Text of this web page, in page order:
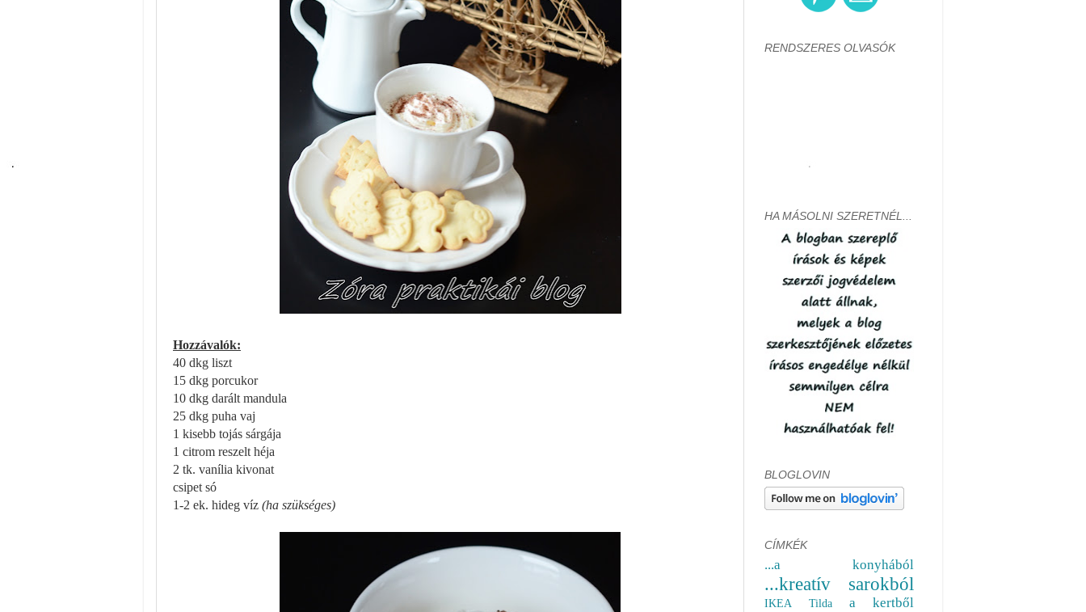
Hozzávalók:
40 dkg liszt
15 dkg porcukor
10 dkg darált mandula
25 dkg puha vaj
1 kisebb tojás sárgája
1 citrom reszelt héja
2 tk. vanília kivonat
csipet só
1-2 ek. hideg víz (ha szükséges)
RENDSZERES OLVASÓK
HA MÁSOLNI SZERETNÉL...
BLOGLOVIN
CÍMKÉK
...a konyhából
...kreatív sarokból
IKEA Tilda a kertből